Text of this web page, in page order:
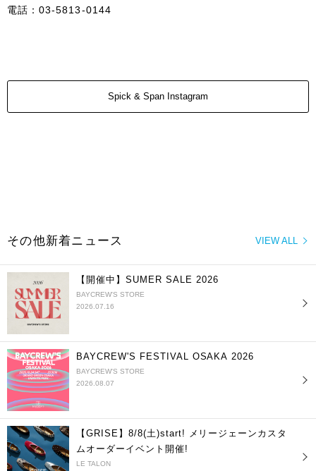
電話：03-5813-0144
Spick & Span Instagram
VIEW ALL
その他新着ニュース
【開催中】SUMER SALE 2026
BAYCREW'S STORE
2026.07.16
BAYCREW'S FESTIVAL OSAKA 2026
BAYCREW'S STORE
2026.08.07
【GRISE】8/8(土)start! メリージェーンカスタ
ムオーダーイベント開催!
LE TALON